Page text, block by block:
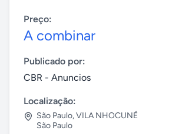
Preço:
A combinar
Publicado por:
CBR - Anuncios
Localização:
São Paulo,VILA NHOCUNÉ
São Paulo